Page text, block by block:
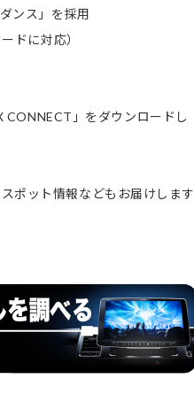
ンス」を採用
ドに対応）
」をダウンロードし
ポット情報などもお届けします